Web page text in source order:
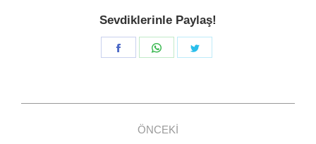
Sevdiklerinle Paylaş!
Share
Share
ÖNCEKI